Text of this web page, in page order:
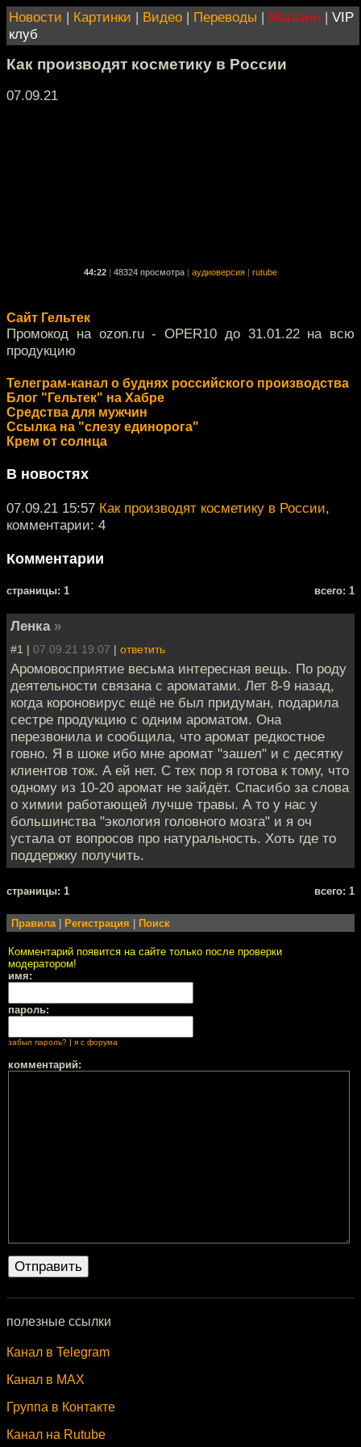
Новости | Картинки | Видео | Переводы | Магазин | VIP
клуб
Как производят косметику в России
07.09.21
44:22 48324 просмотра аудиоверсия rutube
Сайт Гельтек
Промокод на ozon.ru - OPER10 до 31.01.22 на всю
продукцию
Телеграм-канал о буднях российского производства
Блог "Гельтек" на Хабре
Средства для мужчин
Ссылка на "слезу единорога"
Крем от солнца
В новостях
07.09.21 15:57 Как производят косметику в России,
комментарии: 4
Комментарии
cтраницы: 1 всего: 1
Ленка »
#1 | 07.09.21 19:07 | ответить
Аромовосприятие весьма интересная вещь. По роду
деятельности связана с ароматами. Лет 8-9 назад,
когда короновирус ещё не был придуман, подарила
сестре продукцию с одним ароматом. Она
перезвонила и сообщила, что аромат редкостное
говно. Я в шоке ибо мне аромат "зашел" и с десятку
клиентов тож. А ей нет. С тех пор я готова к тому, что
одному из 10-20 аромат не зайдёт. Спасибо за слова
о химии работающей лучше травы. А то у нас у
большинства "экология головного мозга" и я оч
устала от вопросов про натуральность. Хоть где то
поддержку получить.
cтраницы: 1 всего: 1
Правила| Регистрация Поиск
Комментарий появится на сайте только после проверки
модератором!
имя:
пароль:
забыл пароль? я с форума
комментарий:
полезные ссылки
Канал в Telegram
Канал в MAX
Группа в Контакте
Канал на Rutube